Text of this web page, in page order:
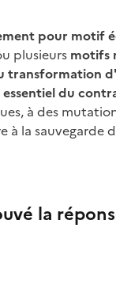
pour motif
plusieurs motifs
transformation
du
à des
à la
la